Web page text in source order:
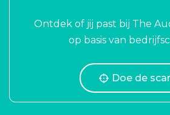
Ontdek of jij past bij The
op basis van
Doe de